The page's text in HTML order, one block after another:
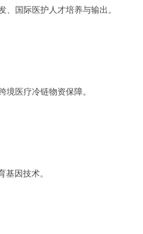
国际医护人才培养与输出。
医疗冷链物资保障。
因技术。